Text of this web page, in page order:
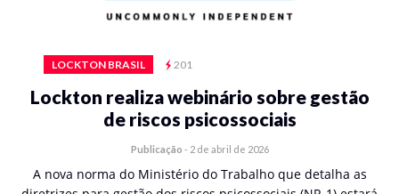
LOCKTON BRASIL 201
Lockton realiza webinário sobre gestão
de riscos psicossociais
Publicação - 2 de abril de 2026
A nova norma do Ministério do Trabalho que detalha as